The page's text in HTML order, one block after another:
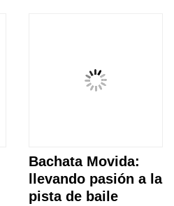
Bachata Movida:
llevando pasión a la
pista de baile